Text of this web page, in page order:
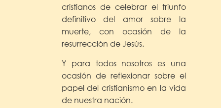
cristianos de celebrar el triunfo
definitivo del amor sobre la
muerte, con ocasión de la
resurrección de Jesús.
Y para todos nosotros es una
ocasión de reflexionar sobre el
papel del cristianismo en la vida
de nuestra nación.